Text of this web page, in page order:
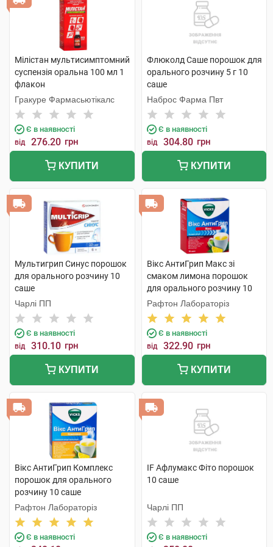
Мілістан мультисимптомний
суспензія оральна 100 мл 1
флакон
Гракуре Фармасьютікалс
Є в наявності
від 276.20 грн
КУПИТИ
Флюколд Саше порошок для
орального розчину 5 г 10
саше
Наброс Фарма Пвт
Є в наявності
від 304.80 грн
КУПИТИ
Мультигрип Синус порошок
для орального розчину 10
саше
Чарлі ПП
Є в наявності
від 310.10 грн
КУПИТИ
Вікс АнтиГрип Макс зі
смаком лимона порошок
для орального розчину 10
саше
Рафтон Лабораторіз
Є в наявності
від 322.90 грн
КУПИТИ
Вікс АнтиГрип Комплекс
порошок для орального
розчину 10 саше
Рафтон Лабораторіз
Є в наявності
IF Афлумакс Фіто порошок
10 саше
Чарлі ПП
Є в наявності